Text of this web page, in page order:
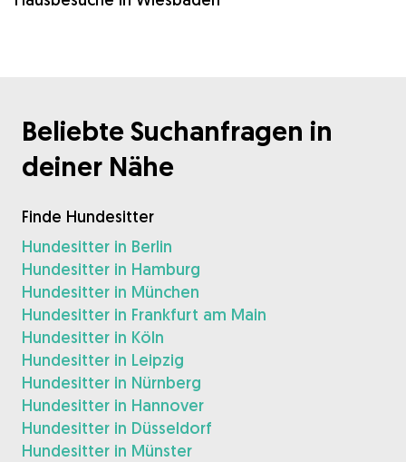
Beliebte Suchanfragen in
deiner Nähe
Finde Hundesitter
Hundesitter in Berlin
Hundesitter in Hamburg
Hundesitter in München
Hundesitter in Frankfurt am Main
Hundesitter in Köln
Hundesitter in Leipzig
Hundesitter in Nürnberg
Hundesitter in Hannover
Hundesitter in Düsseldorf
Hundesitter in Münster